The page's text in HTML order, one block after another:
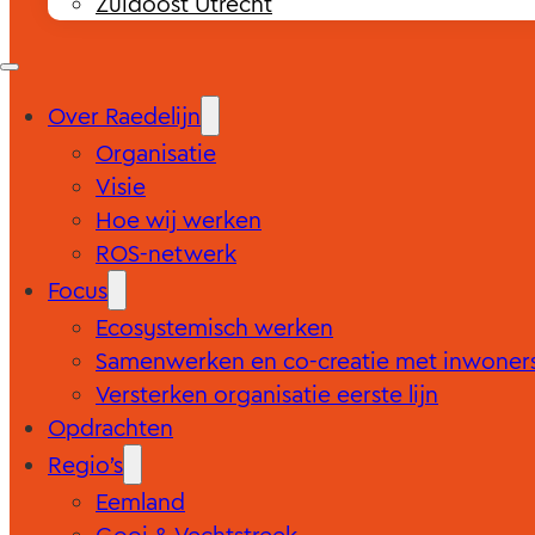
Over Raedelijn
Organisatie
Visie
Hoe wij werken
ROS-netwerk
Focus
Ecosystemisch werken
Samenwerken en co-creatie met
Versterken organisatie eerste lijn
Opdrachten
Regio’s
Eemland